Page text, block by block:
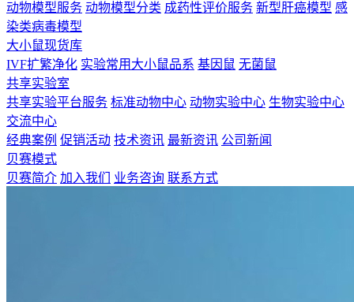
动物模型服务 动物模型分类 成药性评价服务 新型肝癌模型 感
染类病毒模型
大小鼠现货库
IVF扩繁净化 实验常用大小鼠品系 基因鼠 无菌鼠
共享实验室
共享实验平台服务 标准动物中心 动物实验中心 生物实验中心
交流中心
经典案例 促销活动 技术资讯 最新资讯 公司新闻
贝赛模式
贝赛简介 加入我们 业务咨询 联系方式